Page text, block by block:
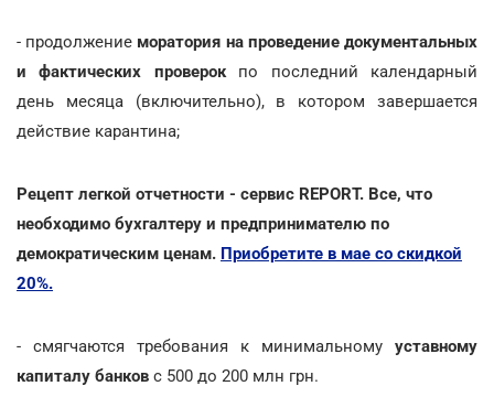
- продолжение моратория на проведение документальных
и фактических проверок по последний календарный
день месяца (включительно), в котором завершается
действие карантина;
Рецепт легкой отчетности - сервис REPORT. Все, что
необходимо бухгалтеру и предпринимателю по
демократическим ценам. Приобретите в мае со скидкой
20%.
- смягчаются требования к минимальному уставному
капиталу банков с 500 до 200 млн грн.